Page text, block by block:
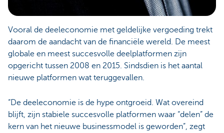
Vooral de deeleconomie met geldelijke vergoeding trekt
daarom de aandacht van de financiële wereld. De meest
globale en meest succesvolle deelplatformen zijn
opgericht tussen 2008 en 2015. Sindsdien is het aantal
nieuwe platformen wat teruggevallen.
“De deeleconomie is de hype ontgroeid. Wat overeind
blijft, zijn stabiele succesvolle platformen waar “delen” de
kern van het nieuwe businessmodel is geworden”, zegt